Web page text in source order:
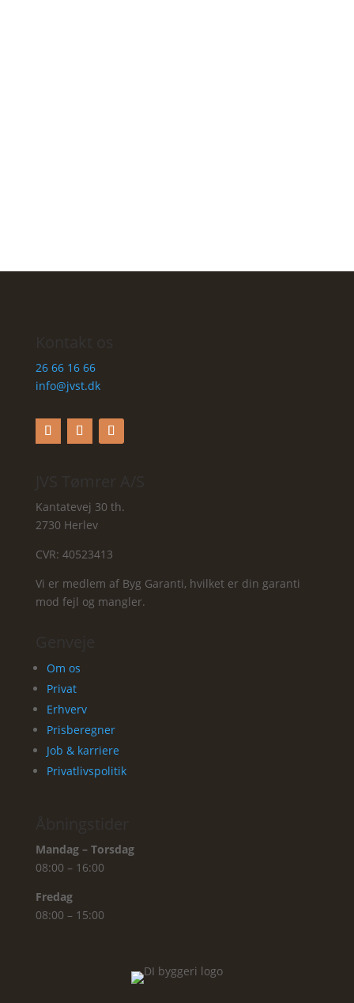
26 66 16 66
info@jvst.dk
Kantatevej 30 th.
2730 Herlev
CVR: 40523413
Vi er medlem af Byg Garanti, hvilket er din garanti
mod fejl og mangler.
Om os
Privat
Erhverv
Prisberegner
Job & karriere
Privatlivspolitik
Mandag – Torsdag
08:00 – 16:00
Fredag
08:00 – 15:00